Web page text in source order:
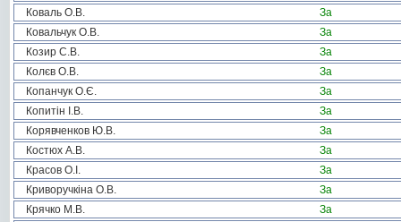
Коваль О.В.
За
Ковальчук О.В.
За
Козир С.В.
За
Колєв О.В.
За
Копанчук О.Є.
За
Копитін І.В.
За
Корявченков Ю.В.
За
Костюх А.В.
За
Красов О.І.
За
Криворучкіна О.В.
За
Крячко М.В.
За